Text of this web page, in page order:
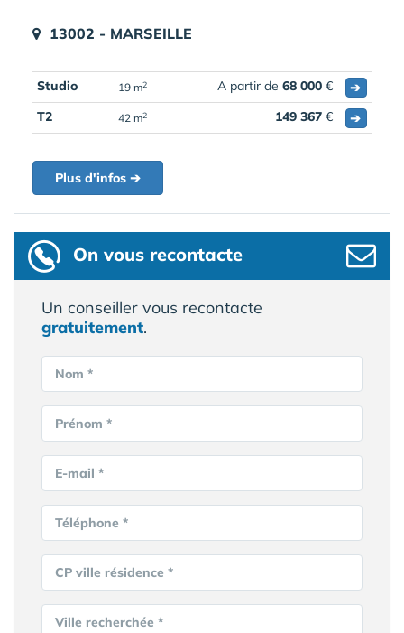
13002 - MARSEILLE
Studio 19 m2 A partir de 68 000 €
➔
T2
42 m2 149 367 € ➔
Plus d'infos ➔
On vous recontacte
Un conseiller vous recontacte
gratuitement.
Nom *
Prénom *
E-mail *
Téléphone *
CP ville résidence *
Ville recherchée *